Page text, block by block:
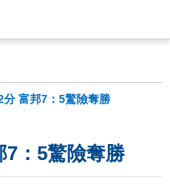
分 富邦7：5驚險奪勝
7：5驚險奪勝